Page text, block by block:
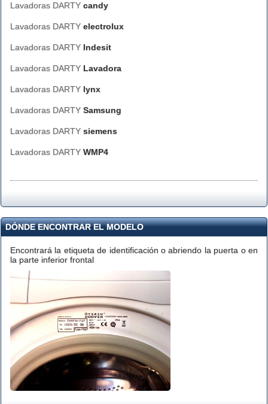
Lavadoras DARTY candy
Lavadoras DARTY electrolux
Lavadoras DARTY Indesit
Lavadoras DARTY Lavadora
Lavadoras DARTY lynx
Lavadoras DARTY Samsung
Lavadoras DARTY siemens
Lavadoras DARTY WMP4
DÓNDE ENCONTRAR EL MODELO
Encontrará la etiqueta de identificación o abriendo la puerta o en
la parte inferior frontal